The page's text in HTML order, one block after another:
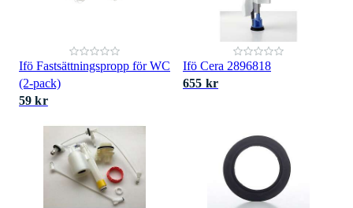
Ifö Fastsättningspropp för WC
(2-pack)
59 kr
Ifö Cera 2896818
655 kr